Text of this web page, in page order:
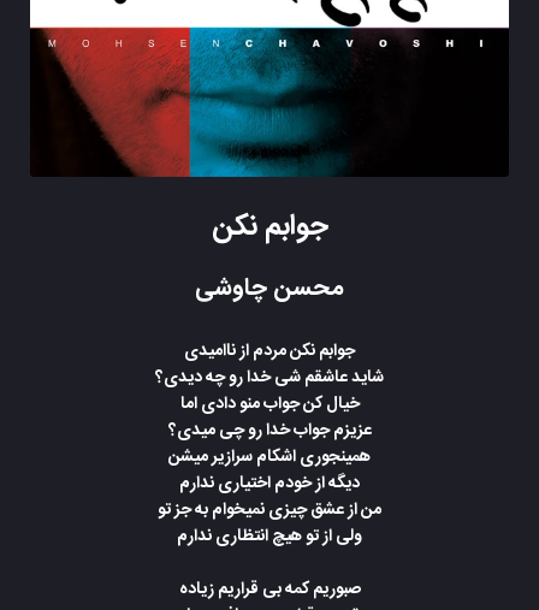
جوابم نکن
محسن چاوشی
جوابم نکن مردم از ناامیدی
شاید عاشقم شی خدا رو چه دیدی؟
خیال کن جواب منو دادی اما
عزیزم جواب خدا رو چی میدی؟
همینجوری اشکام سرازیر میشن
دیگه از خودم اختیاری ندارم
من از عشق چیزی نمیخوام به جز تو
ولی از تو هیچ انتظاری ندارم
صبوریم کمه بی قراریم زیاده